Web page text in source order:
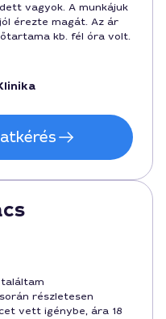
vagyok. A munkájuk
érezte magát. Az ár
kb. fél óra volt.
részletesen
vett igénybe, ára 18